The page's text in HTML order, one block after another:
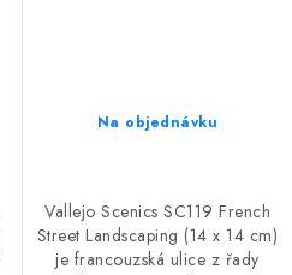
Na objednávku
Vallejo Scenics SC119 French
Street Landscaping (14 x 14 cm)
je francouzská ulice z řady